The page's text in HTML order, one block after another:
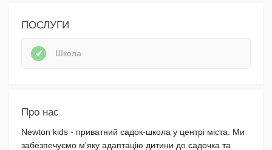
ПОСЛУГИ
Школа
Про нас
Newton kids - приватний садок-школа у центрі міста. Ми
забезпечуємо м'яку адаптацію дитини до садочка та